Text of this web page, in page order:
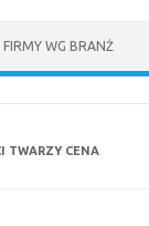
FIRMY WG BRANŻ
TWARZY CENA